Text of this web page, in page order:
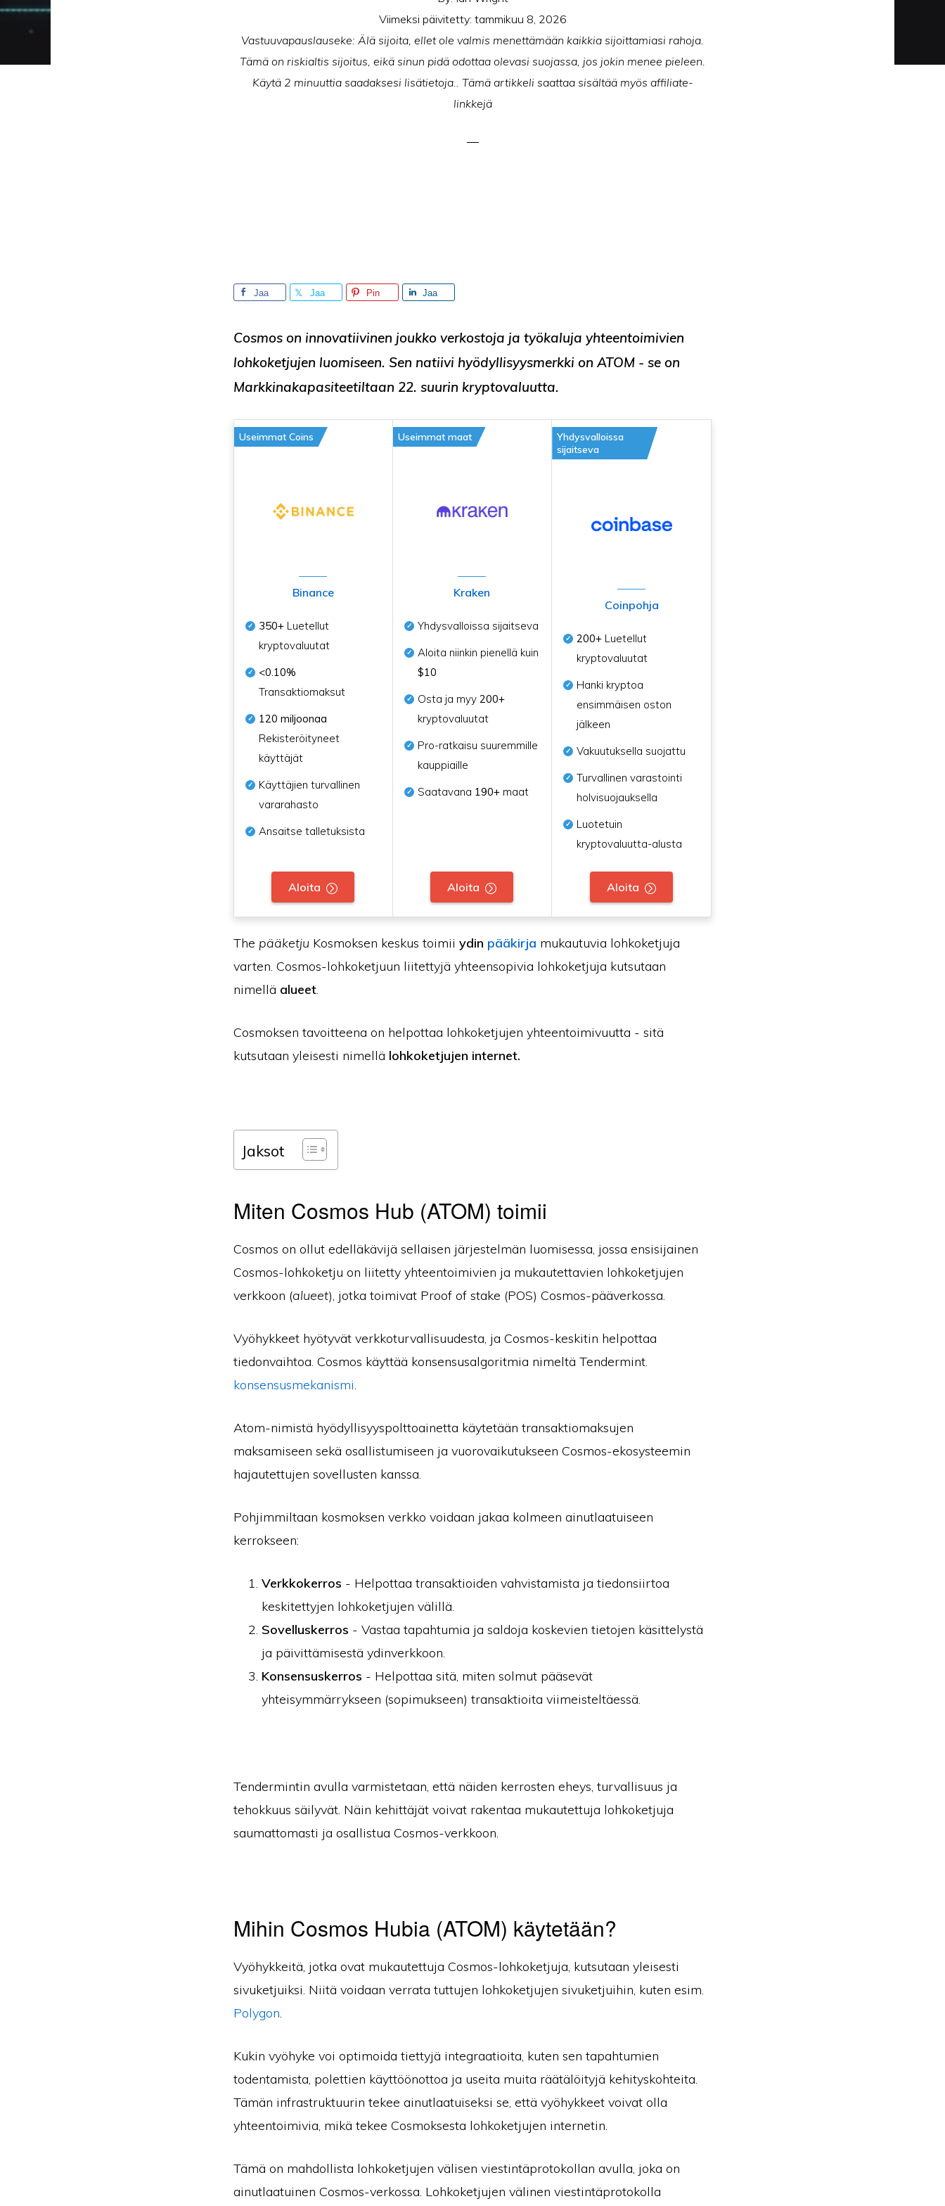
Viimeksi päivitetty: tammikuu 8, 2026
Vastuuvapauslauseke: Älä sijoita, ellet ole valmis menettämään kaikkia sijoittamiasi rahoja.
Tämä on riskialtis sijoitus, eikä sinun pidä odottaa olevasi suojassa, jos jokin menee pieleen.
Käytä 2 minuuttia saadaksesi lisätietoja.. Tämä artikkeli saattaa sisältää myös affiliate-
linkkejä
Jaa Jaa Pin Jaa
Cosmos on innovatiivinen joukko verkostoja ja työkaluja yhteentoimivien
lohkoketjujen luomiseen. Sen natiivi hyödyllisyysmerkki on ATOM - se on
Markkinakapasiteetiltaan 22. suurin kryptovaluutta.
Useimmat Coins
Binance
350+ Luetellut
kryptovaluutat
<0.10%
Transaktiomaksut
120 miljoonaa
Rekisteröityneet
käyttäjät
Käyttäjien turvallinen
vararahasto
Ansaitse talletuksista
Aloita
Useimmat maat
Kraken
Yhdysvalloissa sijaitseva
Aloita niinkin pienellä kuin
$10
Osta ja myy 200+
kryptovaluutat
Pro-ratkaisu suuremmille
kauppiaille
Saatavana 190+maat
Aloita
Yhdysvalloissa
sijaitseva
Coinpohja
200+ Luetellut
kryptovaluutat
Hanki kryptoa
ensimmäisen oston
jälkeen
Vakuutuksella suojattu
Turvallinen varastointi
holvisuojauksella
Luotetuin
kryptovaluutta-alusta
Aloita
The pääketju Kosmoksen keskus toimii ydin pääkirja mukautuvia lohkoketjuja
varten. Cosmos-lohkoketjuun liitettyjä yhteensopivia lohkoketjuja kutsutaan
nimellä alueet.
Cosmoksen tavoitteena on helpottaa lohkoketjujen yhteentoimivuutta - sitä
kutsutaan yleisesti nimellä lohkoketjujen internet.
Jaksot
Miten Cosmos Hub (ATOM) toimii
Cosmos on ollut edelläkävijä sellaisen järjestelmän luomisessa, jossa ensisijainen
Cosmos-lohkoketju on liitetty yhteentoimivien ja mukautettavien lohkoketjujen
verkkoon (alueet), jotka toimivat Proof of stake (POS) Cosmos-pääverkossa.
Vyöhykkeet hyötyvät verkkoturvallisuudesta, ja Cosmos-keskitin helpottaa
tiedonvaihtoa. Cosmos käyttää konsensusalgoritmia nimeltä Tendermint.
konsensusmekanismi.
Atom-nimistä hyödyllisyyspolttoainetta käytetään transaktiomaksujen
maksamiseen sekä osallistumiseen ja vuorovaikutukseen Cosmos-ekosysteemin
hajautettujen sovellusten kanssa.
Pohjimmiltaan kosmoksen verkko voidaan jakaa kolmeen ainutlaatuiseen
kerrokseen:
Verkkokerros - Helpottaa transaktioiden vahvistamista ja tiedonsiirtoa
keskitettyjen lohkoketjujen välillä.
Sovelluskerros - Vastaa tapahtumia ja saldoja koskevien tietojen käsittelystä
ja päivittämisestä ydinverkkoon.
Konsensuskerros - Helpottaa sitä, miten solmut pääsevät
yhteisymmärrykseen (sopimukseen) transaktioita viimeisteltäessä.
Tendermintin avulla varmistetaan, että näiden kerrosten eheys, turvallisuus ja
tehokkuus säilyvät. Näin kehittäjät voivat rakentaa mukautettuja lohkoketjuja
saumattomasti ja osallistua Cosmos-verkkoon.
Mihin Cosmos Hubia (ATOM) käytetään?
Vyöhykkeitä, jotka ovat mukautettuja Cosmos-lohkoketjuja, kutsutaan yleisesti
sivuketjuiksi. Niitä voidaan verrata tuttujen lohkoketjujen sivuketjuihin, kuten esim.
Polygon.
Kukin vyöhyke voi optimoida tiettyjä integraatioita, kuten sen tapahtumien
todentamista, polettien käyttöönottoa ja useita muita räätälöityjä kehityskohteita.
Tämän infrastruktuurin tekee ainutlaatuiseksi se, että vyöhykkeet voivat olla
yhteentoimivia, mikä tekee Cosmoksesta lohkoketjujen internetin.
Tämä on mahdollista lohkoketjujen välisen viestintäprotokollan avulla, joka on
ainutlaatuinen Cosmos-verkossa. Lohkoketjujen välinen viestintäprotokolla